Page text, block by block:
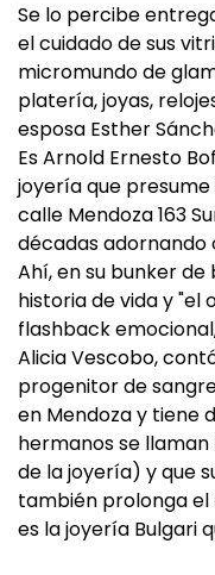
Se lo percibe
el cuidado de sus
micromundo de
platería, joyas,
esposa Esther
Es Arnold Ernesto
joyería que
calle Mendoza 163
décadas adornando
Ahí, en su bunker
historia de vida y "el
flashback
Alicia Vescobo,
progenitor de
en Mendoza y tiene
hermanos se
de la joyería) y que
también prolonga
es la joyería Bulgari